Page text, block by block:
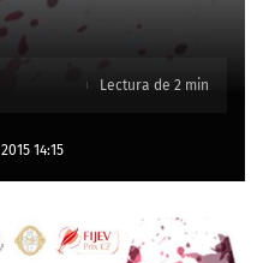
14:15
Lectura de 2 min